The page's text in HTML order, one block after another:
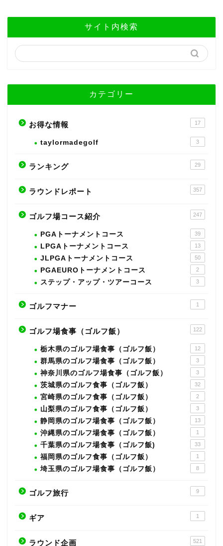
サイト内検索
カテゴリー
お得な情報 17
taylormadegolf 3
ランキング 29
ラウンドレポート 357
ゴルフ場コース紹介 247
PGAトーナメントコース 39
LPGAトーナメントコース 13
JLPGAトーナメントコース 50
PGAEUROトーナメントコース 2
ステップ・アップ・ツアーコース 3
ゴルフマナー 1
ゴルフ場食事（ゴルフ飯） 122
栃木県のゴルフ場食事（ゴルフ飯） 12
群馬県のゴルフ場食事（ゴルフ飯） 3
神奈川県のゴルフ場食事（ゴルフ飯） 3
茨城県のゴルフ食事（ゴルフ飯） 32
宮崎県のゴルフ食事（ゴルフ飯） 2
山梨県のゴルフ食事（ゴルフ飯） 3
静岡県のゴルフ場食事（ゴルフ飯） 13
沖縄県のゴルフ場食事（ゴルフ飯） 1
千葉県のゴルフ場食事（ゴルフ飯) 33
福岡県のゴルフ食事（ゴルフ飯） 1
埼玉県のゴルフ場食事（ゴルフ飯） 8
ゴルフ旅行 9
ギア 1
ラウンド企画 521